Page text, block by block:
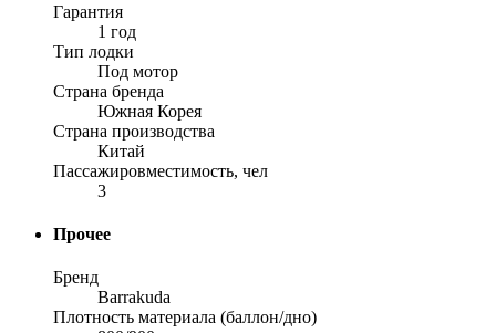
Гарантия
1 год
Тип лодки
Под мотор
Страна бренда
Южная Корея
Страна производства
Китай
Пассажировместимость, чел
3
Прочее
Бренд
Barrakuda
Плотность материала (баллон/дно)